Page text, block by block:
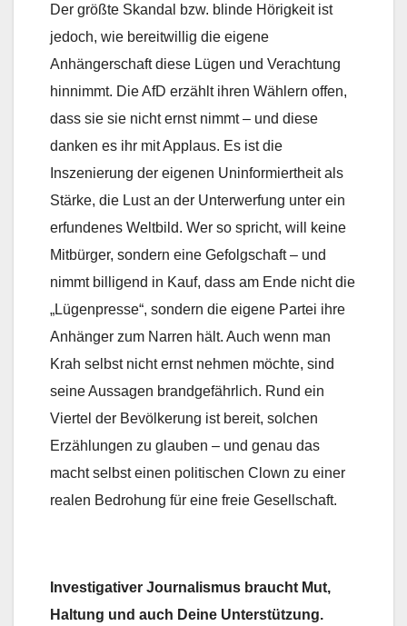
Der größte Skandal bzw. blinde Hörigkeit ist
jedoch, wie bereitwillig die eigene
Anhängerschaft diese Lügen und Verachtung
hinnimmt. Die AfD erzählt ihren Wählern offen,
dass sie sie nicht ernst nimmt – und diese
danken es ihr mit Applaus. Es ist die
Inszenierung der eigenen Uninformiertheit als
Stärke, die Lust an der Unterwerfung unter ein
erfundenes Weltbild. Wer so spricht, will keine
Mitbürger, sondern eine Gefolgschaft – und
nimmt billigend in Kauf, dass am Ende nicht die
„Lügenpresse“, sondern die eigene Partei ihre
Anhänger zum Narren hält. Auch wenn man
Krah selbst nicht ernst nehmen möchte, sind
seine Aussagen brandgefährlich. Rund ein
Viertel der Bevölkerung ist bereit, solchen
Erzählungen zu glauben – und genau das
macht selbst einen politischen Clown zu einer
realen Bedrohung für eine freie Gesellschaft.
Investigativer Journalismus braucht Mut,
Haltung und auch Deine Unterstützung.